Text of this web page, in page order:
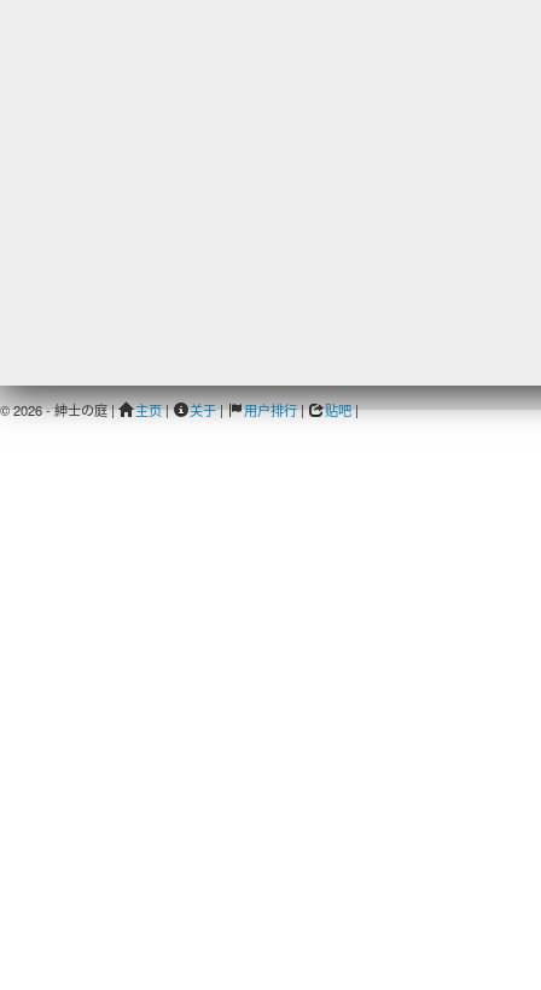
© 2026 - 紳士の庭 | 主页| 关于| 用户排行| 贴吧|